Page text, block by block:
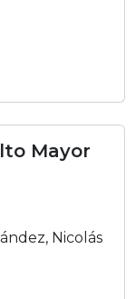
Mayor
Nicolás